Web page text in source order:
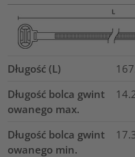
Długość (L)
Długość bolca gwint
owanego max.
Długość bolca gwint
owanego min.